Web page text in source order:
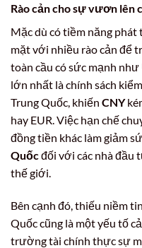
Rào cản cho sự vươn lên
Mặc dù có tiềm năng phát
mặt với nhiều rào cản để
toàn cầu có sức mạnh
lớn nhất là chính sách
Trung Quốc, khiến CNY
hay EUR. Việc hạn chế
đồng tiền khác làm giảm
Quốcđối với các nhà đầu
thế giới.
Bên cạnh đó, thiếu niềm
Quốc cũng là một yếu tố
trường tài chính thực sự